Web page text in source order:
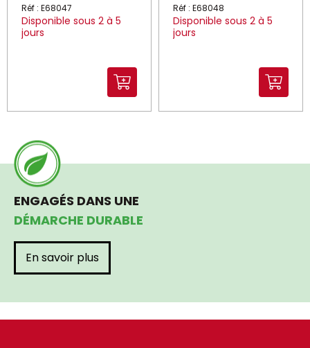
Réf : E68047
Disponible sous 2 à 5
jours
Réf : E68048
Disponible sous 2 à 5
jours
ENGAGÉS DANS UNE
DÉMARCHE DURABLE
En savoir plus